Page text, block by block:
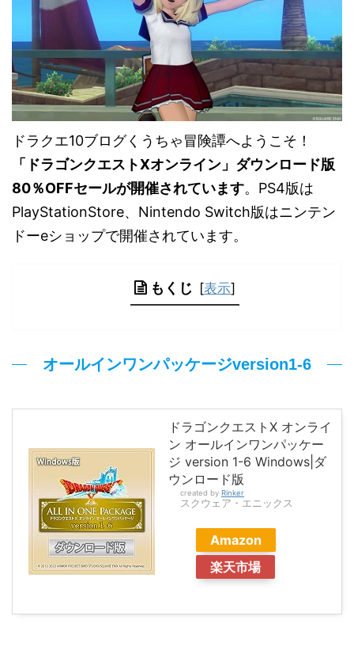
ドラクエ10ブログくうちゃ冒険譚へようこそ！
「ドラゴンクエストXオンライン」ダウンロード版
80％OFFセールが開催されています。PS4版は
PlayStationStore、Nintendo Switch版はニンテン
ドーeショップで開催されています。
もくじ [表示]
オールインワンパッケージversion1-6
ドラゴンクエストX オンライ
ン オールインワンパッケー
ジ version 1-6 Windows|ダ
ウンロード版
created by Rinker
スクウェア・エニックス
Amazon
楽天市場